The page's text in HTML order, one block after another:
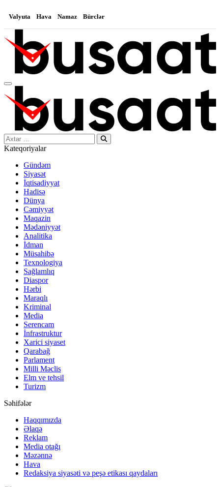
Valyuta Hava Namaz Bürclər
Search…
Kateqoriyalar
Gündəm
Siyasət
İqtisadiyyat
Hadisə
Dünya
Cəmiyyət
Maqazin
Mədəniyyət
Analitika
İdman
Müsahibə
Texnologiya
Sağlamlıq
Diaspor
Hərbi
Maraqlı
Kriminal
Media
Serencam
İnfrastruktur
Xarici siyaset
Qarabağ
Parlament
Milli Məclis
Elm ve tehsil
Turizm
Səhifələr
Haqqımızda
Əlaqə
Reklam
Media otağı
Məzənnə
Hava
Redaksiya siyasəti və peşə etikası qaydaları